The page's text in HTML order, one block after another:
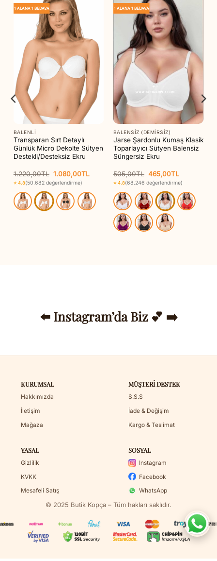
1 ALANA 1 BEDAVA
BALENLI
Transparan Sırt Detaylı
Günlük Micro Dekolte Sütyen
Destekli/Desteksiz Ekru
1.220,00TL Orijinal
fiyat:
1.220,00TL.
1.080,00TL
1.080,00TL.
⭐ 4.8(50.682 değerlendirme)
1 ALANA 1 BEDAVA
BALENSIZ (DEMIRSIZ)
Jarse Şardonlu Kumaş Klasik
Toparlayıcı Sütyen Balensiz
Süngersiz Ekru
505,00TL Orijinal
fiyat:
505,00TL.
465,00TL
andaki
fiyat:
465,00TL.
⭐ 4.8(68.246 değerlendirme)
⬅️ Instagram’da Biz 💕 ➡️
KURUMSAL
Hakkımızda
İletişim
Mağaza
MÜŞTERI DESTEK
S.S.S
İade & Değişim
Kargo & Teslimat
YASAL
Gizlilik
KVKK
Mesafeli Satış
SOSYAL
Instagram
Facebook
WhatsApp
© 2025 Butik Kopça – Tüm hakları saklıdır.